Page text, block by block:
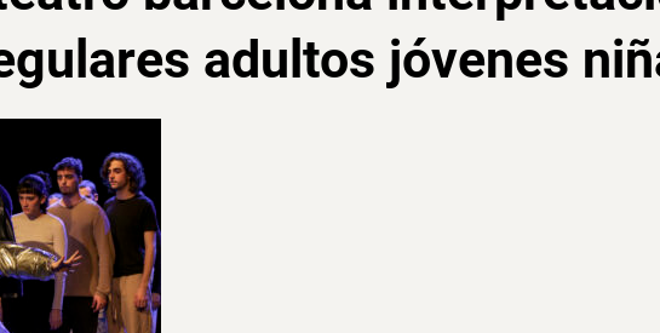
adultos jóvenes